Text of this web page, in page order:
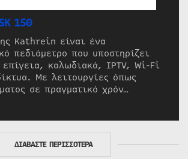
150
Kathrein είναι ένα
πεδιόμετρο που υποστηρίζει
καλωδιακά, IPTV, Wi-Fi
Με λειτουργίες όπως
σε πραγματικό χρόν…
ΔΙΑΒΑΣΤΕ ΠΕΡΙΣΣΟΤΕΡΑ